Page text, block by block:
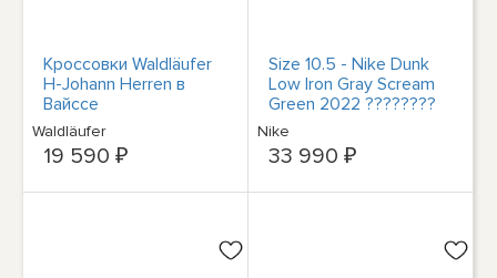
Кроссовки Waldläufer
H-Johann Herren в
Вайссе
Waldläufer
19 590 ₽
Size 10.5 - Nike Dunk
Low Iron Gray Scream
Green 2022 ????????
Nike
33 990 ₽